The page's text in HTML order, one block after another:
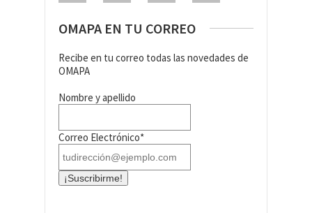
OMAPA EN TU CORREO
Recibe en tu correo todas las novedades de
OMAPA
Nombre y apellido
Correo Electrónico*